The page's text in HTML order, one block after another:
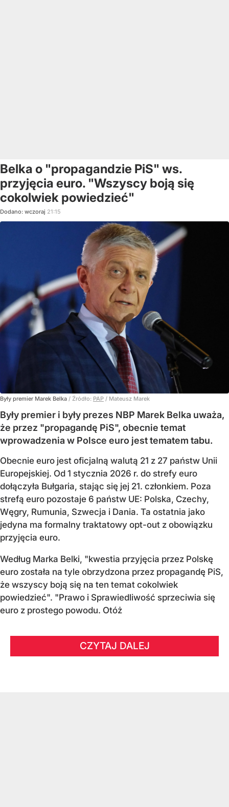
Belka o "propagandzie PiS" ws.
przyjęcia euro. "Wszyscy boją się
cokolwiek powiedzieć"
Dodano: wczoraj 21:15
Były premier Marek Belka / Źródło: PAP / Mateusz Marek
Były premier i były prezes NBP Marek Belka uważa,
że przez "propagandę PiS", obecnie temat
wprowadzenia w Polsce euro jest tematem tabu.
Obecnie euro jest oficjalną walutą 21 z 27 państw Unii
Europejskiej. Od 1 stycznia 2026 r. do strefy euro
dołączyła Bułgaria, stając się jej 21. członkiem. Poza
strefą euro pozostaje 6 państw UE: Polska, Czechy,
Węgry, Rumunia, Szwecja i Dania. Ta ostatnia jako
jedyna ma formalny traktatowy opt-out z obowiązku
przyjęcia euro.
Według Marka Belki, "kwestia przyjęcia przez Polskę
euro została na tyle obrzydzona przez propagandę PiS,
że wszyscy boją się na ten temat cokolwiek
powiedzieć". "Prawo i Sprawiedliwość sprzeciwia się
euro z prostego powodu. Otóż
CZYTAJ DALEJ